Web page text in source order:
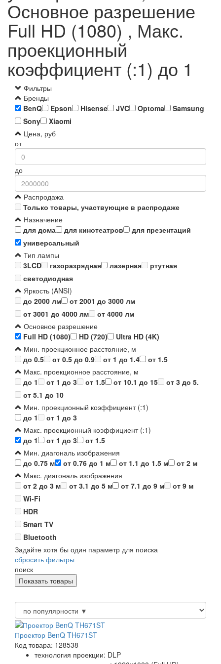
Основное разрешение
Full HD (1080) , Макс.
проекционный
коэффициент (:1) до 1
Фильтры
Бренды
BenQ
Epson Hisense JVC Optoma
Samsung
Sony
Xiaomi
Цена, руб
от
до
Распродажа
Только товары, участвующие в распродаже
Назначение
для дома
для кинотеатров
для презентаций
универсальный
Тип лампы
3LCD
газоразрядная лазерная
ртутная
светодиодная
Яркость (ANSI)
до 2000 лм
от 2001 до 3000 лм
от 3001 до 4000 лм
от 4000 лм
Основное разрешение
Full HD (1080)
HD (720)
Ultra HD (4K)
Мин. проекционное расстояние, м
до 0.5
от 0.5 до 0.9 от 1 до 1.4
от 1.5
Макс. проекционное расстояние, м
до 1
от 1 до 3 от 1.5 от 10.1 до 15
от 3 до 5.
от 5.1 до 10
Мин. проекционный коэффициент (:1)
до 1
от 1 до 3
Макс. проекционный коэффициент (:1)
до 1
от 1 до 3
от 1.5
Мин. диагональ изображения
до 0.75 м
от 0.76 до 1 м от 1.1 до 1.5 м
от 2 м
Макс. диагональ изображения
от 2 до 3 м
от 3.1 до 5 м от 7.1 до 9 м
от 9 м
Wi-Fi
HDR
Smart TV
Bluetooth
Задайте хотя бы один параметр для поиска
сбросить фильтры
поиск
Проектор BenQ TH671ST
Код товара: 128538
технология проекции: DLP